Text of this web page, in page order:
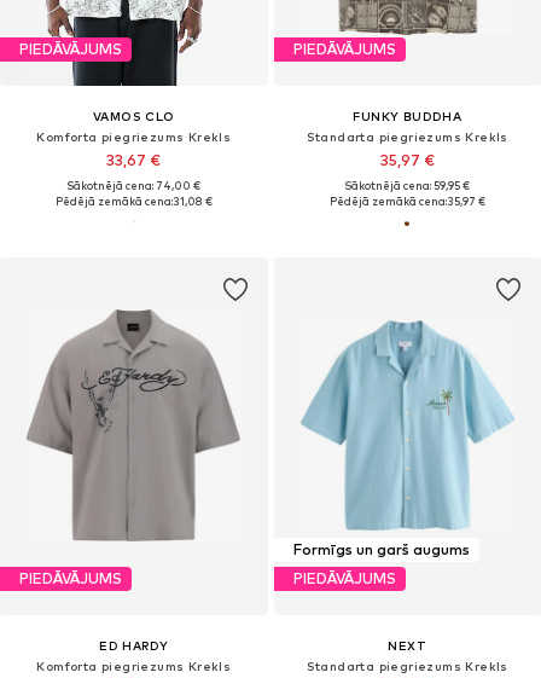
PIEDĀVĀJUMS
VAMOS CLO
Komforta piegriezums Krekls
33,67 €
Sākotnējā cena: 74,00 €
Pēdējā zemākā cena:31,08 €
PIEDĀVĀJUMS
FUNKY BUDDHA
Standarta piegriezums Krekls
35,97 €
Sākotnējā cena: 59,95 €
Pēdējā zemākā cena:35,97 €
PIEDĀVĀJUMS
ED HARDY
Komforta piegriezums Krekls
Formīgs un garš augums
PIEDĀVĀJUMS
NEXT
Standarta piegriezums Krekls